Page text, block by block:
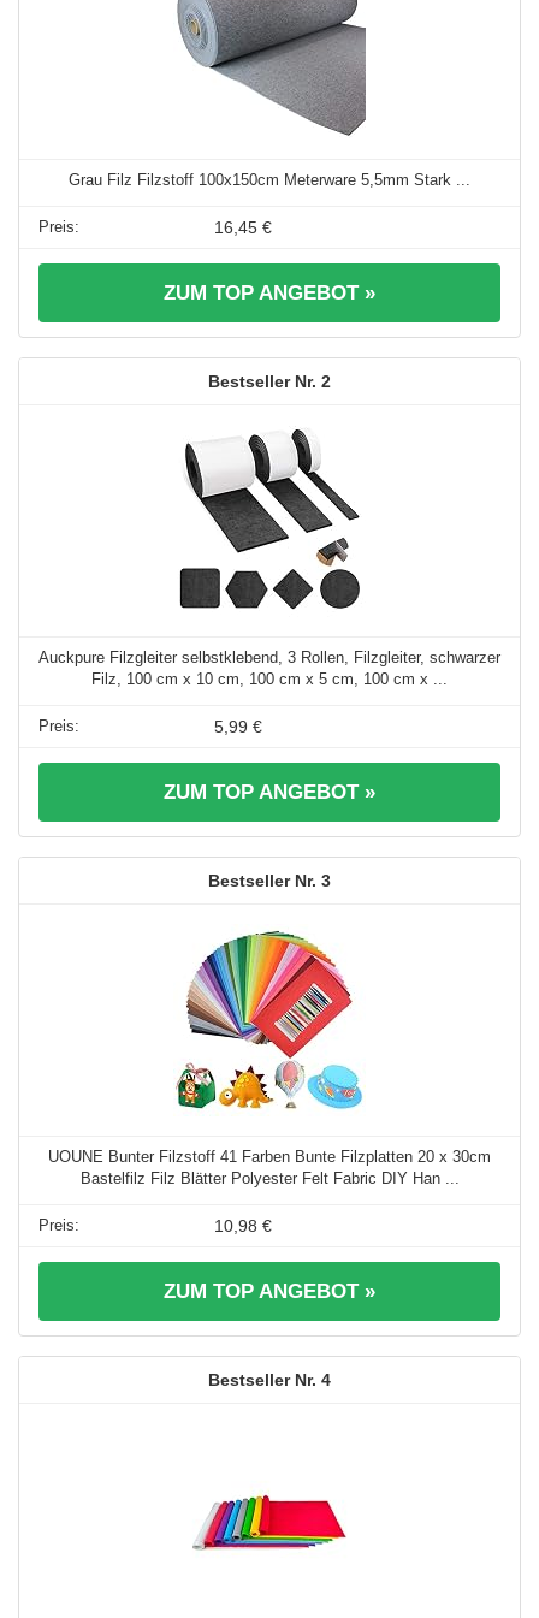
Grau Filz Filzstoff 100x150cm Meterware 5,5mm Stark ...
16,45 €
ZUM TOP ANGEBOT »
2
Auckpure Filzgleiter selbstklebend, 3 Rollen, Filzgleiter, schwarzer
Filz, 100 cm x 10 cm, 100 cm x 5 cm, 100 cm x ...
5,99 €
ZUM TOP ANGEBOT »
3
UOUNE Bunter Filzstoff 41 Farben Bunte Filzplatten 20 x 30cm
Bastelfilz Filz Blätter Polyester Felt Fabric DIY Han ...
10,98 €
ZUM TOP ANGEBOT »
4